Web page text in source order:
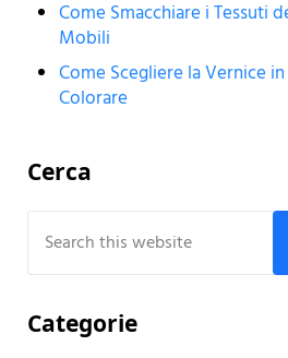
Come Smacchiare i Tessuti
Mobili
Come Scegliere la Vernice
Colorare
Sidebar
Cerca
Search this website
Categorie